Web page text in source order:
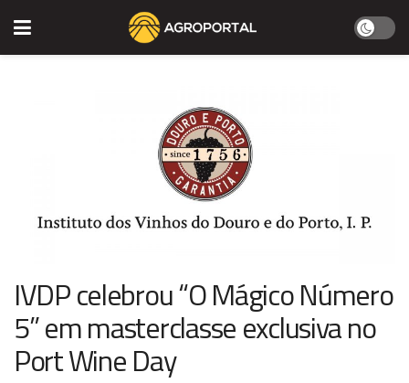
IVDP celebrou “O Mágico Número
5” em masterclasse exclusiva no
Port Wine Day